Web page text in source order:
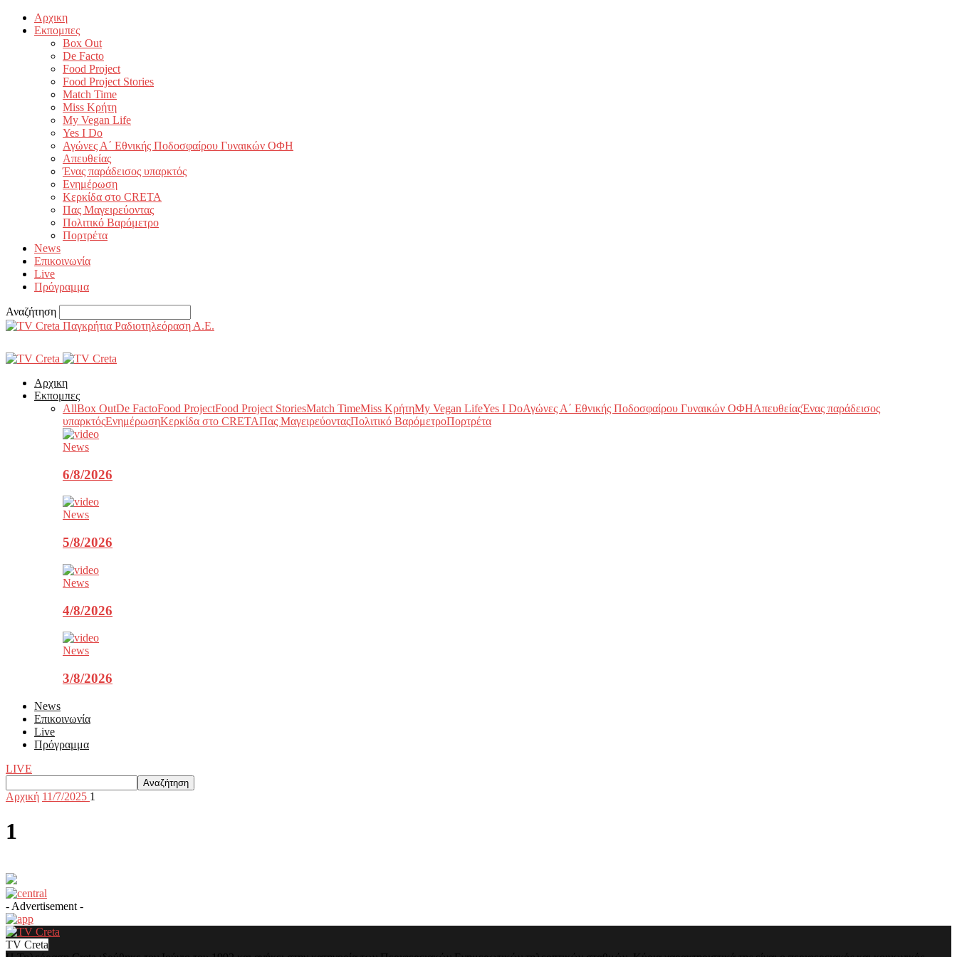
Αρχικη
Εκπομπες
Box Out
De Facto
Food Project
Food Project Stories
Match Time
Miss Κρήτη
My Vegan Life
Yes I Do
Αγώνες Α΄ Εθνικής Ποδοσφαίρου Γυναικών ΟΦΗ
Απευθείας
Ένας παράδεισος υπαρκτός
Ενημέρωση
Κερκίδα στο CRETA
Πας Μαγειρεύοντας
Πολιτικό Βαρόμετρο
Πορτρέτα
News
Επικοινωνία
Live
Πρόγραμμα
Αναζήτηση
Παγκρήτια Ραδιοτηλεόραση Α.Ε.
Αρχικη
Εκπομπες
AllBox OutDe FactoFood ProjectFood Project StoriesMatch TimeMiss ΚρήτηMy Vegan LifeYes I DoΑγώνες Α΄ Εθνικής Ποδοσφαίρου Γυναικών ΟΦΗΑπευθείαςΈνας παράδεισος
υπαρκτόςΕνημέρωσηΚερκίδα στο CRETAΠας ΜαγειρεύονταςΠολιτικό ΒαρόμετροΠορτρέτα
News
6/8/2026
News
5/8/2026
News
4/8/2026
News
3/8/2026
News
Επικοινωνία
Live
Πρόγραμμα
LIVE
Αρχική 11/7/2025 1
1
- Advertisement -
TV Creta